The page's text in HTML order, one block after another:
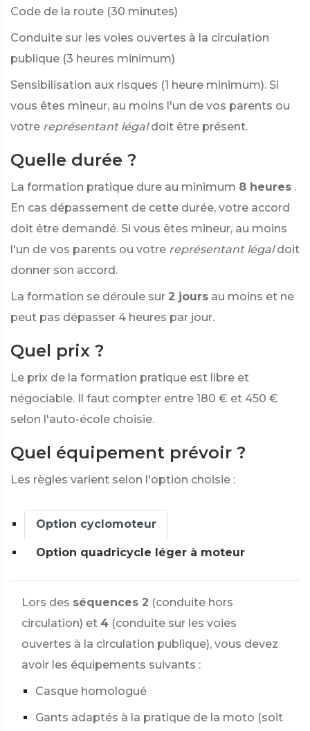
Code de la route (30 minutes)
Conduite sur les voies ouvertes à la circulation
publique (3 heures minimum)
Sensibilisation aux risques (1 heure minimum). Si
vous êtes mineur, au moins l'un de vos parents ou
votre représentant légal doit être présent.
Quelle durée ?
La formation pratique dure au minimum 8 heures .
En cas dépassement de cette durée, votre accord
doit être demandé. Si vous êtes mineur, au moins
l'un de vos parents ou votre représentant légal doit
donner son accord.
La formation se déroule sur 2 jours au moins et ne
peut pas dépasser 4 heures par jour.
Quel prix ?
Le prix de la formation pratique est libre et
négociable. Il faut compter entre 180 € et 450 €
selon l'auto-école choisie.
Quel équipement prévoir ?
Les règles varient selon l'option choisie :
Option cyclomoteur
Option quadricycle léger à moteur
Lors des séquences 2 (conduite hors
circulation) et 4 (conduite sur les voies
ouvertes à la circulation publique), vous devez
avoir les équipements suivants :
Casque homologué
Gants adaptés à la pratique de la moto (soit